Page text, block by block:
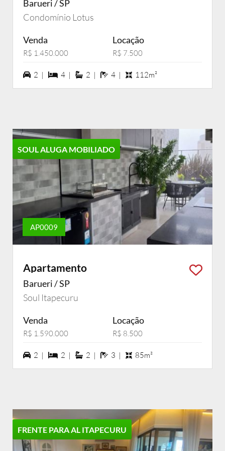
Barueri / SP
Condomínio Lotus
Venda
R$ 1.450.000
Locação
R$ 7.500
2 vagas na garagem
2 | 4 dormiórios
4 | 2 suítes
2 | 4 banheiros
4 | 112m²
SOUL ALUGA MOBILIADO
AP0009
Apartamento
Barueri / SP
Soul Itapecuru
Venda
R$ 1.590.000
Locação
R$ 8.500
2 vagas na garagem
2 | 2 dormiórios
2 | 2 suítes
2 | 3 banheiros
3 | 85m²
FRENTE PARA AL ITAPECURU